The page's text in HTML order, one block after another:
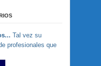
Tal vez su
profesionales que